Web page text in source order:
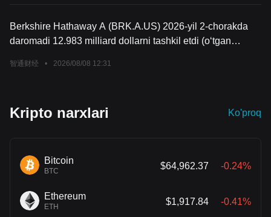
Berkshire Hathaway A (BRK.A.US) 2026-yil 2-chorakda
daromadi 12.983 milliard dollarni tashkil etdi (o‘tgan
aktsiyadorlar uchun sof foyda 25.667 milliard dollar, o‘tgan
bu birinchi chorakdagi 39.7 milliard dollarga nisbatan
智通财经 • 2026/08/08 12:31
Kripto narxlari Ko'proq
Bitcoin
BTC
$64,962.37 -0.24%
Ethereum
ETH
$1,917.84 -0.41%